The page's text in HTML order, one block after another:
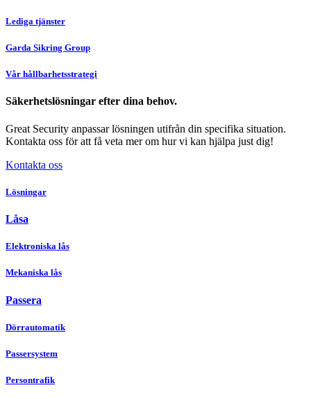
Lediga tjänster
Garda Sikring Group
Vår hållbarhetsstrategi
Säkerhetslösningar efter dina behov.
Great Security anpassar lösningen utifrån din specifika situation.
Kontakta oss för att få veta mer om hur vi kan hjälpa just dig!
Kontakta oss
Lösningar
Låsa
Elektroniska lås
Mekaniska lås
Passera
Dörrautomatik
Passersystem
Persontrafik